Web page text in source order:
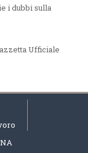
i dubbi sulla
Ufficiale
NA